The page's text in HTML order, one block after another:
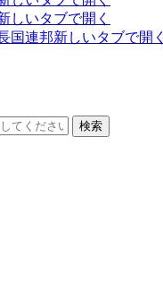
しいタブで開く
国連邦新しいタブで開く
検索